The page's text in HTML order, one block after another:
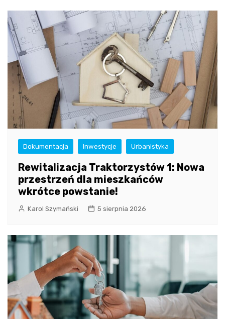
Dokumentacja Inwestycje Urbanistyka
Rewitalizacja Traktorzystów 1: Nowa
przestrzeń dla mieszkańców
wkrótce powstanie!
Karol Szymański 5 sierpnia 2026